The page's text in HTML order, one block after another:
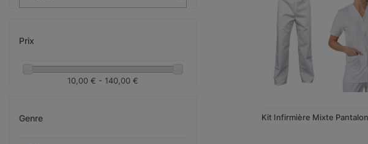
Prix
10,00 € - 140,00 €
Genre Kit Infirmière Mixte